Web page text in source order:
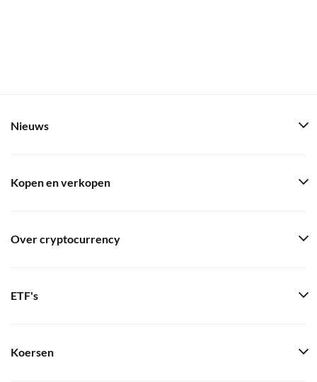
Nieuws
Kopen en verkopen
Over cryptocurrency
ETF's
Koersen